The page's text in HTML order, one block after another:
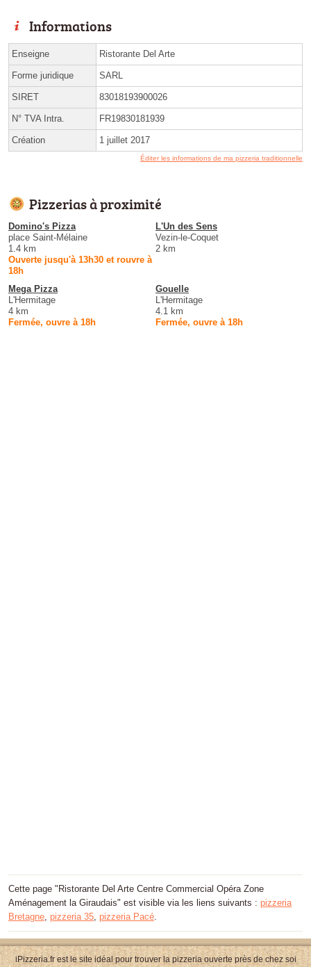
Informations
Enseigne Ristorante Del Arte
Forme juridique SARL
SIRET 83018193900026
N° TVA Intra. FR19830181939
Création 1 juillet 2017
Éditer les informations de ma pizzeria traditionnelle
Pizzerias à proximité
Domino's Pizza
place Saint-Mélaine
1.4 km
Ouverte jusqu'à 13h30 et rouvre à
18h
L'Un des Sens
Vezin-le-Coquet
2 km
Mega Pizza
L'Hermitage
4 km
Fermée, ouvre à 18h
Gouelle
L'Hermitage
4.1 km
Fermée, ouvre à 18h
Cette page "Ristorante Del Arte Centre Commercial Opéra Zone
Aménagement la Giraudais" est visible via les liens suivants : pizzeria
Bretagne, pizzeria 35, pizzeria Pacé.
iPizzeria.fr est le site idéal pour trouver la pizzeria ouverte près de chez soi